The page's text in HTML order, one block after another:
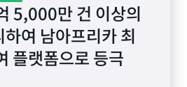
5,000만 건 이상의
여 남아프리카 최
플랫폼으로 등극